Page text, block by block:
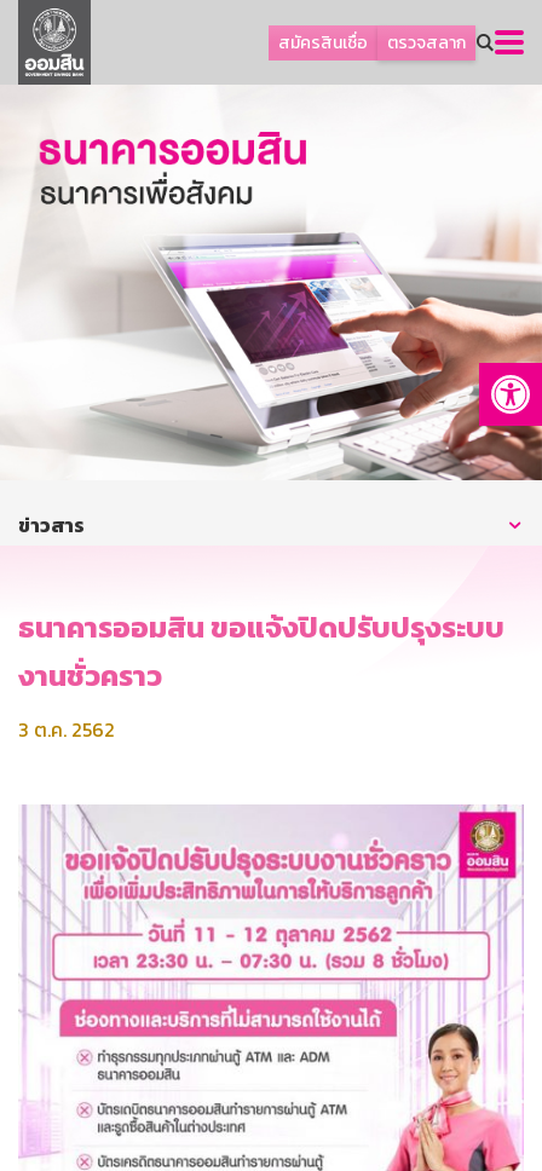
สมัครสินเชื่อ ตรวจสลาก
ลูกค้าธุรกิจ
ลูกค้าผู้ประกอบรายย่อย
ออมเพื่อสุข
เกี่ยวกับธนาคาร
การพัฒนาที่ยั่งยืน
บริการทางการเงิน
ติดต่อเรา
บริการออนไลน์
ข่าวสาร
ธนาคารออมสิน ขอแจ้งปิดปรับปรุงระบบ
งานชั่วคราว
3 ต.ค. 2562